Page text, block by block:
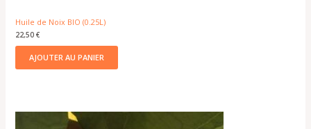
Huile de Noix BIO (0.25L)
22,50€
AJOUTER AU PANIER